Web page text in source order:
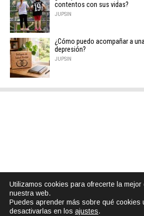
contentos con sus vidas?
JUPSIN
¿Cómo puedo acompañar a
depresión?
JUPSIN
Utilizamos cookies para ofrecerte la mejor
nuestra web.
Puedes aprender más sobre qué cookies
desactivarlas en los ajustes.